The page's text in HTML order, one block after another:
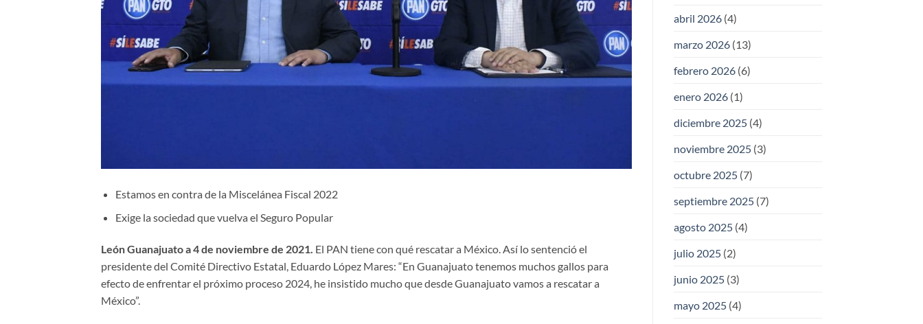
Estamos en contra de la Miscelánea Fiscal 2022
Exige la sociedad que vuelva el Seguro Popular
León Guanajuato a 4 de noviembre de 2021. El PAN tiene con qué rescatar a México. Así lo sentenció el
presidente del Comité Directivo Estatal, Eduardo López Mares: “En Guanajuato tenemos muchos gallos para
efecto de enfrentar el próximo proceso 2024, he insistido mucho que desde Guanajuato vamos a rescatar a
México”.
abril 2026(4)
marzo 2026(13)
febrero 2026(6)
enero 2026(1)
diciembre 2025(4)
noviembre 2025(3)
octubre 2025(7)
septiembre 2025(7)
agosto 2025(4)
julio 2025(2)
junio 2025(3)
mayo 2025(4)